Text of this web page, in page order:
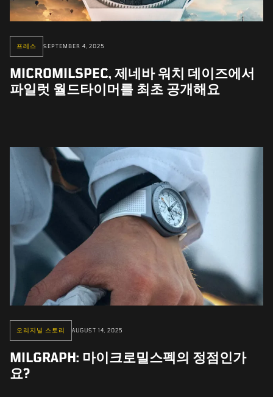
프레스 SEPTEMBER 4, 2025
MICROMILSPEC, 제네바 워치 데이즈에서
파일럿 월드타이머를 최초 공개해요
오리지널 스토리 AUGUST 14, 2025
MILGRAPH: 마이크로밀스펙의 정점인가
요?